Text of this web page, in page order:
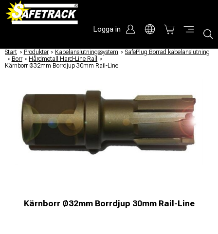
Logga in
Start / Produkter / Kabelanslutningssystem / SafePlug Borrad kabelanslutning
/ Borr / Hårdmetall Hard-Line Rail
/
Kärnborr Ø32mm Borrdjup 30mm Rail-Line
Kärnborr Ø32mm Borrdjup 30mm Rail-Line